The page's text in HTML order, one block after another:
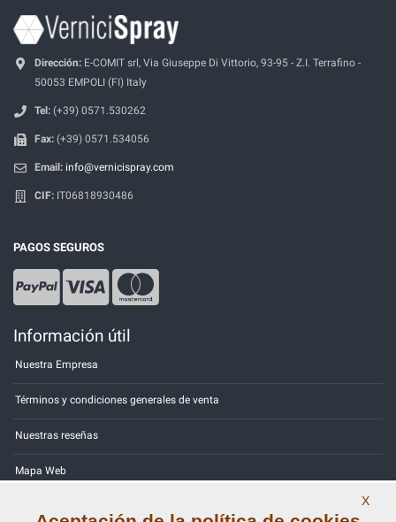
Dirección: E-COMIT srl, Via Giuseppe Di Vittorio, 93-95 - Z.I. Terrafino -
50053 EMPOLI (FI) Italy
Tel: (+39) 0571.530262
Fax: (+39) 0571.534056
Email: info@vernicispray.com
CIF: IT06818930486
PAGOS SEGUROS
Información útil
Nuestra Empresa
Términos y condiciones generales de venta
Nuestras reseñas
Mapa Web
X